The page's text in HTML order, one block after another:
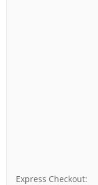
Express Checkout: